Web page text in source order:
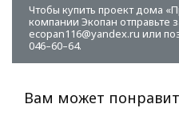
Чтобы купить проект дома
компании Экопан отправьте
ecopan116@yandex.ru или
046–60–64.
Вам может